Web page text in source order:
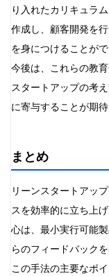
り入れたカリキュラ
作成し、顧客開発を
を身につけることがで
今後は、これらの教
スタートアップの考
に寄与することが期待
まとめ
リーンスタートアッ
スを効率的に立ち上
心は、最小実行可能
らのフィードバック
この手法の主要なポ